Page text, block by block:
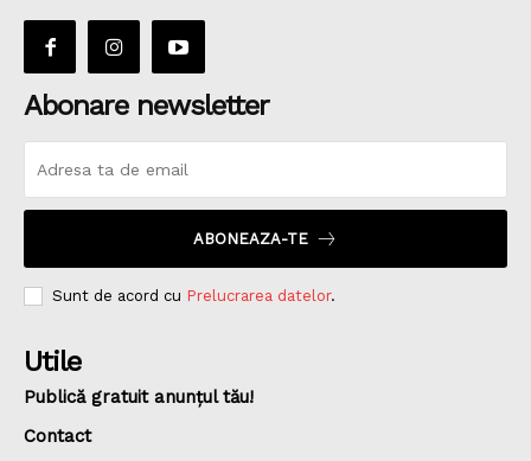
Abonare newsletter
ABONEAZA-TE
Sunt de acord cu Prelucrarea datelor.
Utile
Publică gratuit anunțul tău!
Contact